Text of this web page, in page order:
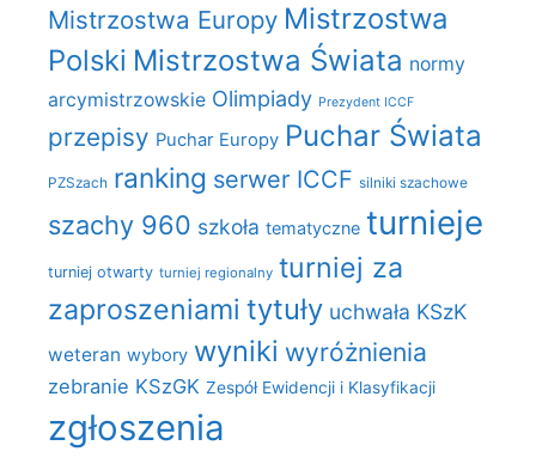
Mistrzostwa Europy Mistrzostwa
Polski Mistrzostwa Świata normy
arcymistrzowskie Olimpiady Prezydent ICCF
przepisy Puchar Europy Puchar Świata
PZSzach ranking serwer ICCF silniki szachowe
szachy 960 szkoła tematyczne turnieje
turniej otwarty turniej regionalny turniej za
zaproszeniami tytuły uchwała KSzK
weteran wybory wyniki wyróżnienia
zebranie KSzGK Zespół Ewidencji i Klasyfikacji
zgłoszenia